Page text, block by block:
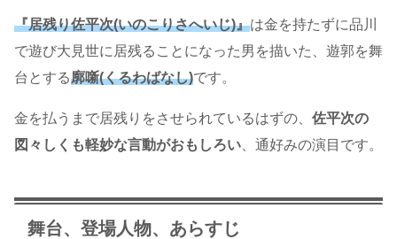
『居残り佐平次(いのこりさへいじ)』は金を持たずに品川
で遊び大見世に居残ることになった男を描いた、遊郭を舞
台とする廓噺(くるわばなし)です。
金を払うまで居残りをさせられているはずの、 佐平次の
図々しくも軽妙な言動がおもしろい 、通好みの演目です。
舞台、登場人物、あらすじ